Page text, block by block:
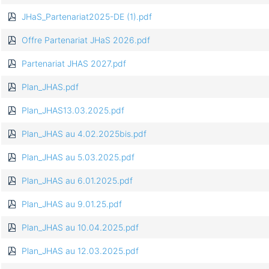
JHaS_Partenariat2025-DE (1).pdf
Offre Partenariat JHaS 2026.pdf
Partenariat JHAS 2027.pdf
Plan_JHAS.pdf
Plan_JHAS13.03.2025.pdf
Plan_JHAS au 4.02.2025bis.pdf
Plan_JHAS au 5.03.2025.pdf
Plan_JHAS au 6.01.2025.pdf
Plan_JHAS au 9.01.25.pdf
Plan_JHAS au 10.04.2025.pdf
Plan_JHAS au 12.03.2025.pdf